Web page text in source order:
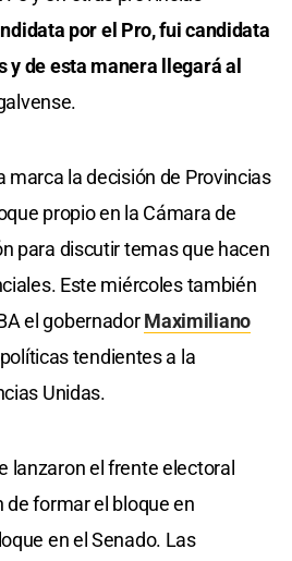
por el Pro, fui candidata
y de esta manera llegará al
marca la decisión de Provincias
propio en la Cámara de
para discutir temas que hacen
Este miércoles también
el gobernadorMaximiliano
tendientes a la
Unidas.
lanzaron el frente electoral
formar el bloque en
en el Senado. Las